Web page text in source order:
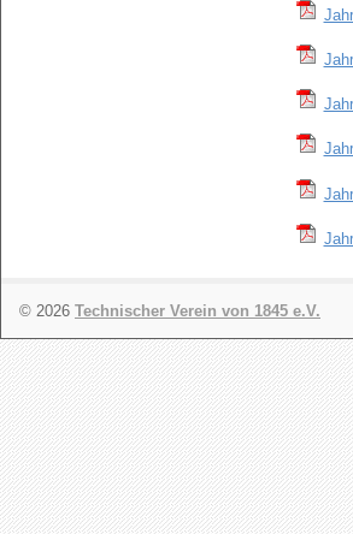
© 2026 Technischer Verein von 1845 e.V.